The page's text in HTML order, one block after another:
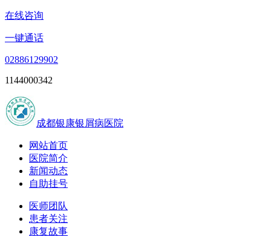
在线咨询
一键通话
02886129902
1144000342
成都银康银屑病医院
网站首页
医院简介
新闻动态
自助挂号
医师团队
患者关注
康复故事